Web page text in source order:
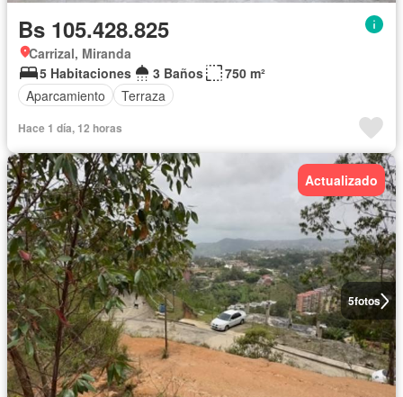
Bs 105.428.825
Carrizal, Miranda
5 Habitaciones
3 Baños
750 m²
Aparcamiento
Terraza
Hace 1 día, 12 horas
5fotos
Actualizado